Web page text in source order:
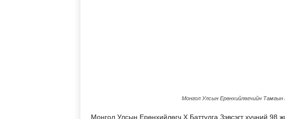
Монгол Улсын Ерөнхийлөгчийн Тамгын
Монгол Улсын Ерөнхийлөгч Х.Баттулга Зэвсэгт хүчний 98